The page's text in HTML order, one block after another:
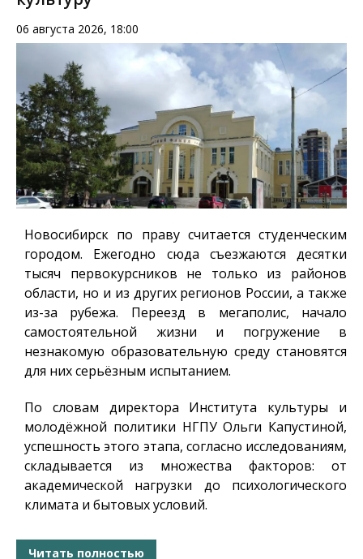
06 августа 2026, 18:00
Новосибирск по праву считается студенческим
городом. Ежегодно сюда съезжаются десятки
тысяч первокурсников не только из районов
области, но и из других регионов России, а также
из-за рубежа. Переезд в мегаполис, начало
самостоятельной жизни и погружение в
незнакомую образовательную среду становятся
для них серьёзным испытанием.
По словам директора Института культуры и
молодёжной политики НГПУ Ольги Капустиной,
успешность этого этапа, согласно исследованиям,
складывается из множества факторов: от
академической нагрузки до психологического
климата и бытовых условий.
Читать полностью